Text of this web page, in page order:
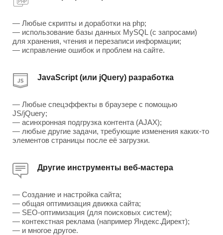
— Любые скрипты и доработки на php;
— использование базы данных MySQL (с запросами)
для хранения, чтения и перезаписи информации;
— исправление ошибок и проблем на сайте.
JavaScript (или jQuery) разработка
— Любые спецэффекты в браузере с помощью
JS/jQuery;
— асинхронная подгрузка контента (AJAX);
— любые другие задачи, требующие изменения каких-то
элементов страницы после её загрузки.
Другие инструменты веб-мастера
— Создание и настройка сайта;
— общая оптимизация движка сайта;
— SEO-оптимизация (для поисковых систем);
— контекстная реклама (например Яндекс.Директ);
— и многое другое.